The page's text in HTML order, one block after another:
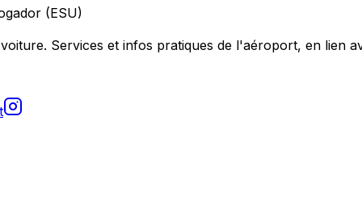
(ESU)
Services et infos pratiques de l'aéroport, en lien